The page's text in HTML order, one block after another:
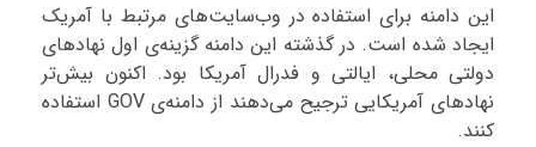
این دامنه برای استفاده در وب‌سایت‌های مرتبط با آمریک
ایجاد شده است. در گذشته این دامنه گزینه‌ی اول نهادهای
دولتی محلی،‌ ایالتی و فدرال آمریکا بود. اکنون بیش‌تر
نهادهای آمریکایی ترجیح می‌دهند از دامنه‌ی GOV استفاده
کنند.